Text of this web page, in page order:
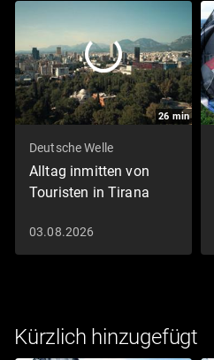
26 min
Deutsche Welle
Alltag inmitten von
Touristen in Tirana
03.08.2026
Kürzlich hinzugefügt